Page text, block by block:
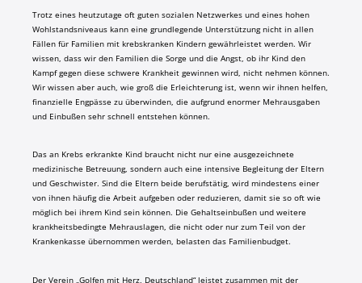
Trotz eines heutzutage oft guten sozialen Netzwerkes und eines hohen
Wohlstandsniveaus kann eine grundlegende Unterstützung nicht in allen
Fällen für Familien mit krebskranken Kindern gewährleistet werden. Wir
wissen, dass wir den Familien die Sorge und die Angst, ob ihr Kind den
Kampf gegen diese schwere Krankheit gewinnen wird, nicht nehmen können.
Wir wis­sen aber auch, wie groß die Erleichterung ist, wenn wir ihnen helfen,
finanzielle Eng­pässe zu überwinden, die aufgrund enormer Mehrausgaben
und Einbußen sehr schnell entstehen können.
Das an Krebs erkrankte Kind braucht nicht nur eine ausgezeichnete
medizinische Betreuung, sondern auch eine intensive Begleitung der Eltern
und Geschwister. Sind die Eltern beide berufstätig, wird mindestens einer
von ihnen häufig die Arbeit aufgeben oder reduzieren, damit sie so oft wie
möglich bei ihrem Kind sein können. Die Gehaltseinbußen und weitere
krankheitsbedingte Mehrauslagen, die nicht oder nur zum Teil von der
Krankenkasse übernommen werden, belasten das Familienbudget.
Der Verein „Golfen mit Herz, Deutschland“ leistet zusammen mit der